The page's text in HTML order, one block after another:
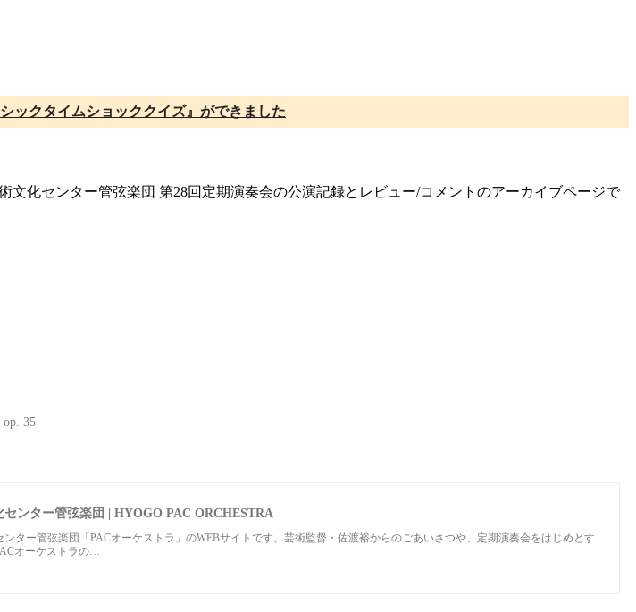
ックタイムショッククイズ』ができました
化センター管弦楽団 第28回定期演奏会の公演記録とレビュー/コメントのアーカイブページで
35
センター管弦楽団 | HYOGO PAC ORCHESTRA
ンター管弦楽団「PACオーケストラ」のWEBサイトです。芸術監督・佐渡裕からのごあいさつや、定期演奏会をはじめとす
オーケストラの…